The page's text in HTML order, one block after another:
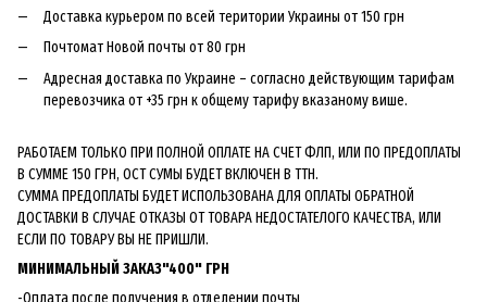
Доставка курьером по всей територии Украины от 150 грн
Почтомат Новой почты от 80 грн
Адресная доставка по Украине – согласно действующим тарифам
перевозчика от +35 грн к общему тарифу вказаному више.
РАБОТАЕМ ТОЛЬКО ПРИ ПОЛНОЙ ОПЛАТЕ НА СЧЕТ ФЛП, ИЛИ ПО ПРЕДОПЛАТЫ
В СУММЕ 150 ГРН, ОСТ СУМЫ БУДЕТ ВКЛЮЧЕН В ТТН.
СУММА ПРЕДОПЛАТЫ БУДЕТ ИСПОЛЬЗОВАНА ДЛЯ ОПЛАТЫ ОБРАТНОЙ
ДОСТАВКИ В СЛУЧАЕ ОТКАЗЫ ОТ ТОВАРА НЕДОСТАТЕЛОГО КАЧЕСТВА, ИЛИ
ЕСЛИ ПО ТОВАРУ ВЫ НЕ ПРИШЛИ.
МИНИМАЛЬНЫЙ ЗАКАЗ"400" ГРН